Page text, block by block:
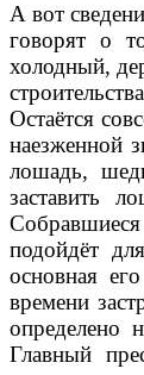
А вот
говорят о
холодный,
Остаётся
наезженной
лошадь,
заставить
подойдёт
основная
времени
определено
Главный